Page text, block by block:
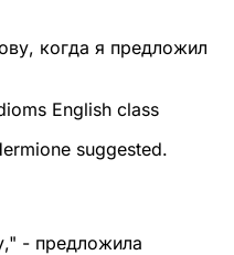
когда я предложил
English class
suggested.
- предложила